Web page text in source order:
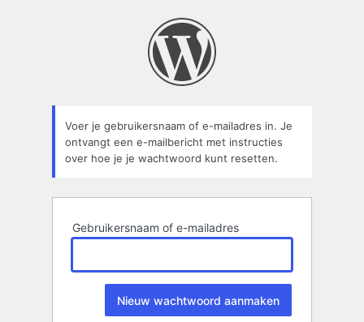
Voer je gebruikersnaam of e-mailadres in. Je
ontvangt een e-mailbericht met instructies
over hoe je je wachtwoord kunt resetten.
Gebruikersnaam of e-mailadres